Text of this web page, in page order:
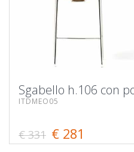
Sgabello h.106 con
ITDMEO05
€ 331 € 281